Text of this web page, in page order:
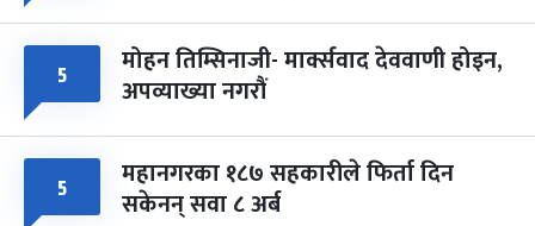
५ मोहन तिम्सिनाजी- मार्क्सवाद देववाणी होइन,
अपव्याख्या नगरौं
५ महानगरका १८७ सहकारीले फिर्ता दिन
सकेनन् सवा ८ अर्ब